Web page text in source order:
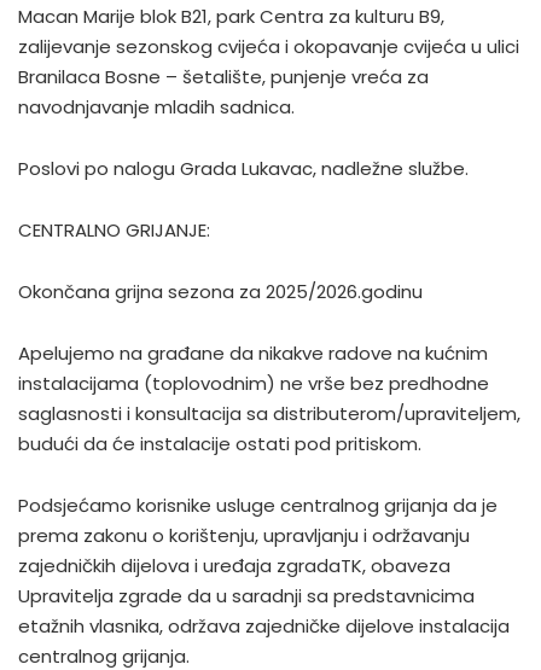
Macan Marije blok B21, park Centra za kulturu B9,
zalijevanje sezonskog cvijeća i okopavanje cvijeća u ulici
Branilaca Bosne – šetalište, punjenje vreća za
navodnjavanje mladih sadnica.
Poslovi po nalogu Grada Lukavac, nadležne službe.
CENTRALNO GRIJANJE:
Okončana grijna sezona za 2025/2026.godinu
Apelujemo na građane da nikakve radove na kućnim
instalacijama (toplovodnim) ne vrše bez predhodne
saglasnosti i konsultacija sa distributerom/upraviteljem,
budući da će instalacije ostati pod pritiskom.
Podsjećamo korisnike usluge centralnog grijanja da je
prema zakonu o korištenju, upravljanju i održavanju
zajedničkih dijelova i uređaja zgradaTK, obaveza
Upravitelja zgrade da u saradnji sa predstavnicima
etažnih vlasnika, održava zajedničke dijelove instalacija
centralnog grijanja.